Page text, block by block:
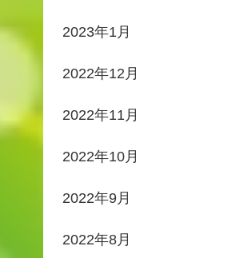
2023年1月
2022年12月
2022年11月
2022年10月
2022年9月
2022年8月